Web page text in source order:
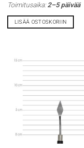
Toimitusaika:2–5 päivää
LISÄÄ OSTOSKORIIN